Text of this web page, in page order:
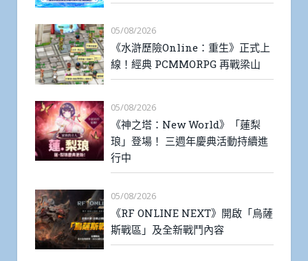
05/08/2026
《水滸歷險Online：重生》正式上
線！經典 PCMMORPG 再戰梁山
05/08/2026
《神之塔：New World》「蓮梨
琅」登場！ 三週年慶典活動持續進
行中
05/08/2026
《RF ONLINE NEXT》開啟「烏薩
斯戰區」及全新戰鬥內容